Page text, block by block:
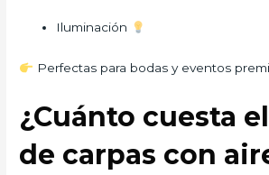
Iluminación
Perfectas para bodas y eventos
¿Cuánto cuesta
de carpas con